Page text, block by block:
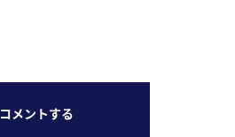
コメントする